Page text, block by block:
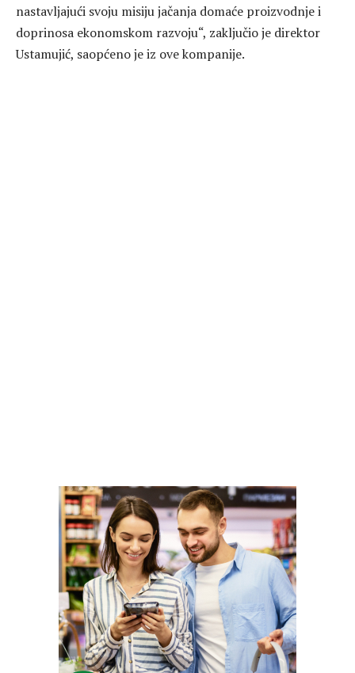
nastavljajući svoju misiju jačanja domaće proizvodnje i
doprinosa ekonomskom razvoju“, zaključio je direktor
Ustamujić, saopćeno je iz ove kompanije.